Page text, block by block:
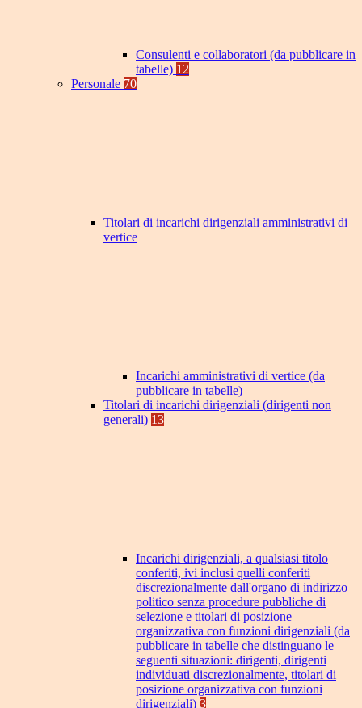
Consulenti e collaboratori (da pubblicare in
tabelle) 12
Personale 70
Titolari di incarichi dirigenziali amministrativi di
vertice
Incarichi amministrativi di vertice (da
pubblicare in tabelle)
Titolari di incarichi dirigenziali (dirigenti non
generali) 13
Incarichi dirigenziali, a qualsiasi titolo
conferiti, ivi inclusi quelli conferiti
discrezionalmente dall'organo di indirizzo
politico senza procedure pubbliche di
selezione e titolari di posizione
organizzativa con funzioni dirigenziali (da
pubblicare in tabelle che distinguano le
seguenti situazioni: dirigenti, dirigenti
individuati discrezionalmente, titolari di
posizione organizzativa con funzioni
dirigenziali) 3